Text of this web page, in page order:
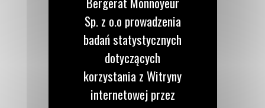
Sp. z o.o prowadzenia
badań statystycznych
dotyczących
korzystania z Witryny
internetowej przez